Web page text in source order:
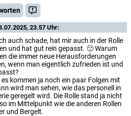
23.57 Uhr:
auch schade, hat mir auch in der Rolle
und hat gut rein gepasst. 🙁 Warum
die immer neue Herausforderungen
wenn man eigentlich zufrieden ist und
es kommen ja noch ein paar Folgen mit
wird man sehen, wie das personell in
geregelt wird. Die Rolle stand ja nicht
im Mittelpunkt wie die anderen Rollen
und Bergelt.